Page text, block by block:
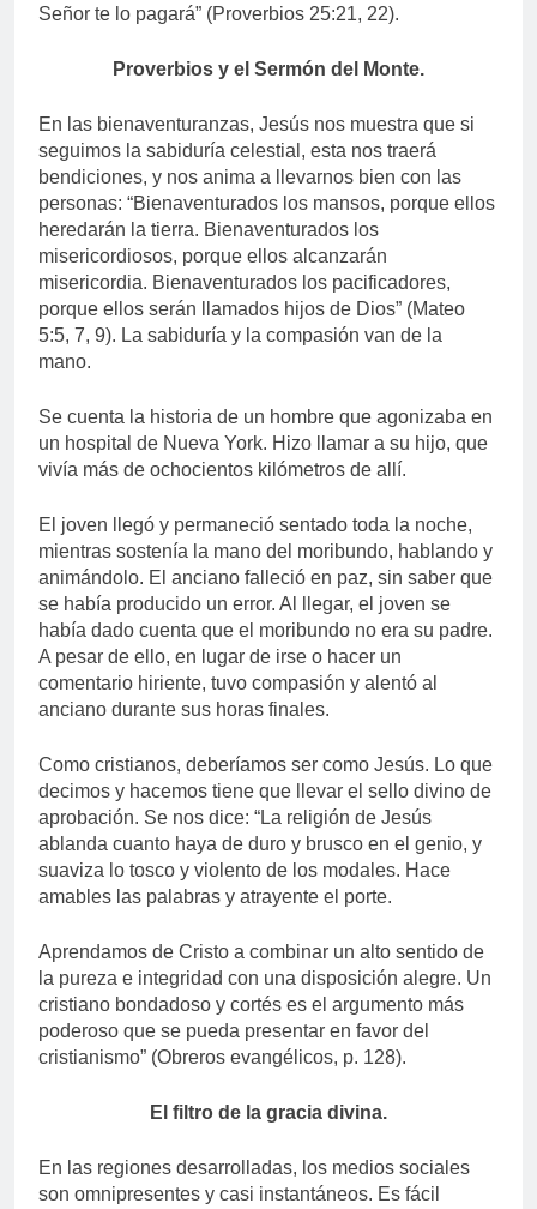
Señor te lo pagará” (Proverbios 25:21, 22).
Proverbios y el Sermón del Monte.
En las bienaventuranzas, Jesús nos muestra que si
seguimos la sabiduría celestial, esta nos traerá
bendiciones, y nos anima a llevarnos bien con las
personas: “Bienaventurados los mansos, porque ellos
heredarán la tierra. Bienaventurados los
misericordiosos, porque ellos alcanzarán
misericordia. Bienaventurados los pacificadores,
porque ellos serán llamados hijos de Dios” (Mateo
5:5, 7, 9). La sabiduría y la compasión van de la
mano.
Se cuenta la historia de un hombre que agonizaba en
un hospital de Nueva York. Hizo llamar a su hijo, que
vivía más de ochocientos kilómetros de allí.
El joven llegó y permaneció sentado toda la noche,
mientras sostenía la mano del moribundo, hablando y
animándolo. El anciano falleció en paz, sin saber que
se había producido un error. Al llegar, el joven se
había dado cuenta que el moribundo no era su padre.
A pesar de ello, en lugar de irse o hacer un
comentario hiriente, tuvo compasión y alentó al
anciano durante sus horas finales.
Como cristianos, deberíamos ser como Jesús. Lo que
decimos y hacemos tiene que llevar el sello divino de
aprobación. Se nos dice: “La religión de Jesús
ablanda cuanto haya de duro y brusco en el genio, y
suaviza lo tosco y violento de los modales. Hace
amables las palabras y atrayente el porte.
Aprendamos de Cristo a combinar un alto sentido de
la pureza e integridad con una disposición alegre. Un
cristiano bondadoso y cortés es el argumento más
poderoso que se pueda presentar en favor del
cristianismo” (Obreros evangélicos, p. 128).
El filtro de la gracia divina.
En las regiones desarrolladas, los medios sociales
son omnipresentes y casi instantáneos. Es fácil